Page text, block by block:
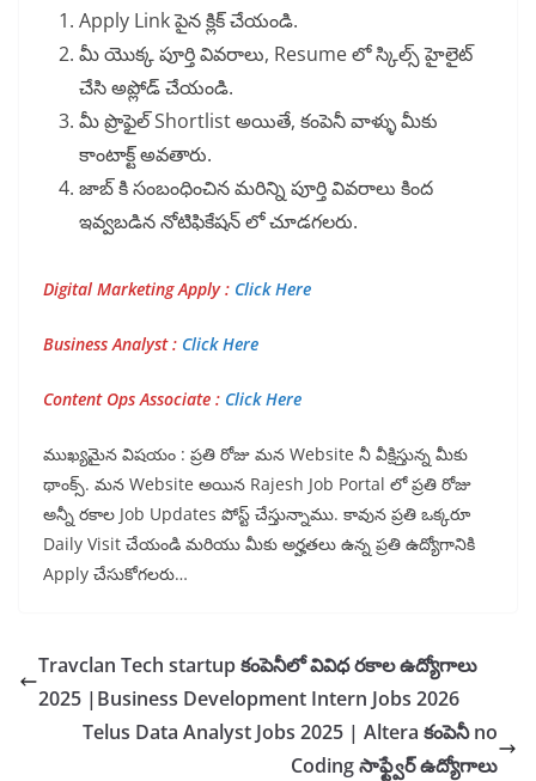
Apply Link పైన క్లిక్ చేయండి.
మీ యొక్క పూర్తి వివరాలు, Resume లో స్కిల్స్ హైలైట్
చేసి అప్లోడ్ చేయండి.
మీ ప్రొఫైల్ Shortlist అయితే, కంపెనీ వాళ్ళు మీకు
కాంటాక్ట్ అవతారు.
జాబ్ కి సంబంధించిన మరిన్ని పూర్తి వివరాలు కింద
ఇవ్వబడిన నోటిఫికేషన్ లో చూడగలరు.
Digital Marketing Apply : Click Here
Business Analyst : Click Here
Content Ops Associate : Click Here
ముఖ్యమైన విషయం : ప్రతి రోజు మన Website నీ వీక్షిస్తున్న మీకు
థాంక్స్. మన Website అయిన Rajesh Job Portal లో ప్రతి రోజు
అన్నీ రకాల Job Updates పోస్ట్ చేస్తున్నాము. కావున ప్రతి ఒక్కరూ
Daily Visit చేయండి మరియు మీకు అర్హతలు ఉన్న ప్రతి ఉద్యోగానికి
Apply చేసుకోగలరు…
Travclan Tech startup కంపెనీలో వివిధ రకాల ఉద్యోగాలు
2025 |Business Development Intern Jobs 2026
Telus Data Analyst Jobs 2025 | Altera కంపెనీ no
Coding సాఫ్ట్వేర్ ఉద్యోగాలు